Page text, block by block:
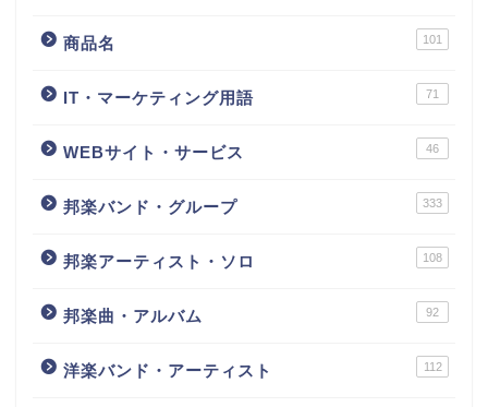
商品名 101
IT・マーケティング用語 71
WEBサイト・サービス 46
邦楽バンド・グループ 333
邦楽アーティスト・ソロ 108
邦楽曲・アルバム 92
洋楽バンド・アーティスト 112